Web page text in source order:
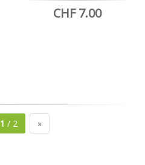
CHF 7.00
1 / 2 »